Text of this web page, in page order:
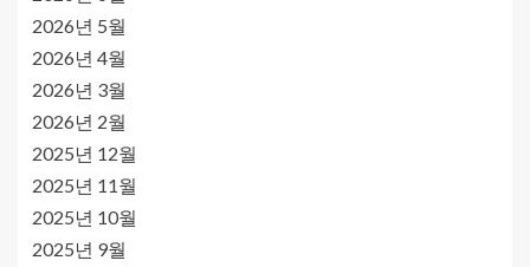
2026년 5월
2026년 4월
2026년 3월
2026년 2월
2025년 12월
2025년 11월
2025년 10월
2025년 9월